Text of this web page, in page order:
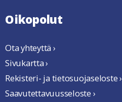
Oikopolut
Ota yhteyttä ›
Sivukartta ›
Rekisteri- ja tietosuojaseloste ›
Saavutettavuusseloste ›